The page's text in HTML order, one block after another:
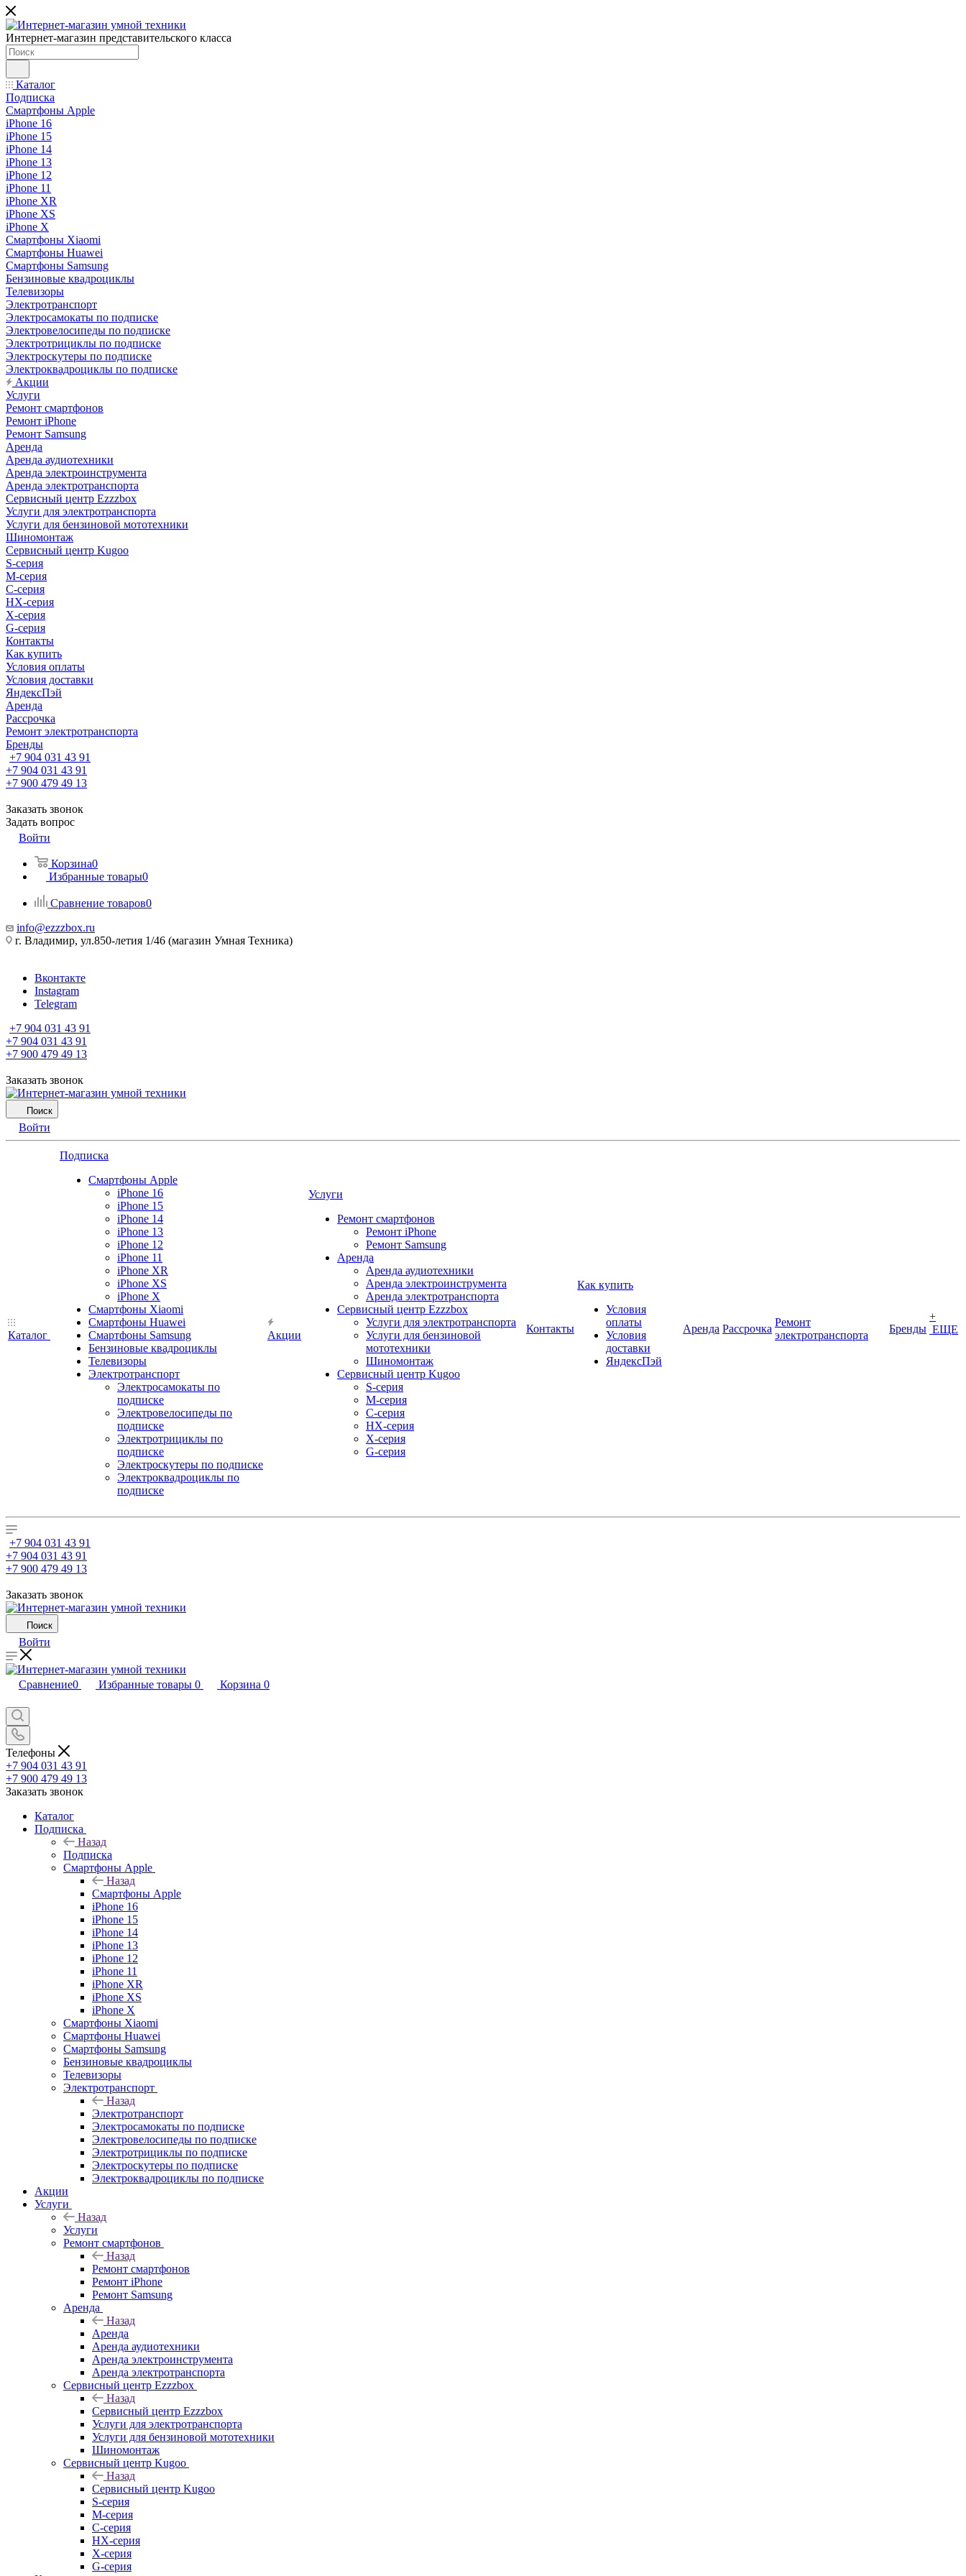
Интернет-магазин представительского класса
Каталог
Подписка
Смартфоны Apple
iPhone 16
iPhone 15
iPhone 14
iPhone 13
iPhone 12
iPhone 11
iPhone XR
iPhone XS
iPhone X
Смартфоны Xiaomi
Смартфоны Huawei
Смартфоны Samsung
Бензиновые квадроциклы
Телевизоры
Электротранспорт
Электросамокаты по подписке
Электровелосипеды по подписке
Электротрициклы по подписке
Электроскутеры по подписке
Электроквадроциклы по подписке
Акции
Услуги
Ремонт смартфонов
Ремонт iPhone
Ремонт Samsung
Аренда
Аренда аудиотехники
Аренда электроинструмента
Аренда электротранспорта
Сервисный центр Ezzzbox
Услуги для электротранспорта
Услуги для бензиновой мототехники
Шиномонтаж
Сервисный центр Kugoo
S-cерия
M-серия
С-серия
HX-серия
X-серия
G-серия
Контакты
Как купить
Условия оплаты
Условия доставки
ЯндексПэй
Аренда
Рассрочка
Ремонт электротранспорта
Бренды
+7 904 031 43 91
+7 904 031 43 91
+7 900 479 49 13
Заказать звонок
Задать вопрос
Войти
Корзина0
Избранные товары0
Сравнение товаров0
info@ezzzbox.ru
г. Владимир, ул.850-летия 1/46 (магазин Умная Техника)
Вконтакте
Instagram
Telegram
+7 904 031 43 91
+7 904 031 43 91
+7 900 479 49 13
Заказать звонок
Поиск
Войти
Каталог
Подписка
Смартфоны Apple
iPhone 16
iPhone 15
iPhone 14
iPhone 13
iPhone 12
iPhone 11
iPhone XR
iPhone XS
iPhone X
Смартфоны Xiaomi
Смартфоны Huawei
Смартфоны Samsung
Бензиновые квадроциклы
Телевизоры
Электротранспорт
Электросамокаты по
подписке
Электровелосипеды по
подписке
Электротрициклы по
подписке
Электроскутеры по подписке
Электроквадроциклы по
подписке
Акции
Услуги
Ремонт смартфонов
Ремонт iPhone
Ремонт Samsung
Аренда
Аренда аудиотехники
Аренда электроинструмента
Аренда электротранспорта
Сервисный центр Ezzzbox
Услуги для электротранспорта
Услуги для бензиновой
мототехники
Шиномонтаж
Сервисный центр Kugoo
S-cерия
M-серия
С-серия
HX-серия
X-серия
G-серия
Контакты
Как купить
Условия
оплаты
Условия
доставки
ЯндексПэй
Аренда Рассрочка
Ремонт
электротранспорта
Бренды
+
ЕЩЕ
+7 904 031 43 91
+7 904 031 43 91
+7 900 479 49 13
Заказать звонок
Поиск
Войти
Сравнение0 Избранные товары 0 Корзина 0
Телефоны
+7 904 031 43 91
+7 900 479 49 13
Заказать звонок
Каталог
Подписка
Назад
Подписка
Смартфоны Apple
Назад
Смартфоны Apple
iPhone 16
iPhone 15
iPhone 14
iPhone 13
iPhone 12
iPhone 11
iPhone XR
iPhone XS
iPhone X
Смартфоны Xiaomi
Смартфоны Huawei
Смартфоны Samsung
Бензиновые квадроциклы
Телевизоры
Электротранспорт
Назад
Электротранспорт
Электросамокаты по подписке
Электровелосипеды по подписке
Электротрициклы по подписке
Электроскутеры по подписке
Электроквадроциклы по подписке
Акции
Услуги
Назад
Услуги
Ремонт смартфонов
Назад
Ремонт смартфонов
Ремонт iPhone
Ремонт Samsung
Аренда
Назад
Аренда
Аренда аудиотехники
Аренда электроинструмента
Аренда электротранспорта
Сервисный центр Ezzzbox
Назад
Сервисный центр Ezzzbox
Услуги для электротранспорта
Услуги для бензиновой мототехники
Шиномонтаж
Сервисный центр Kugoo
Назад
Сервисный центр Kugoo
S-cерия
M-серия
С-серия
HX-серия
X-серия
G-серия